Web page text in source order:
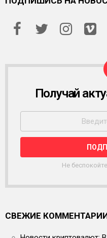
С
Ы
Л
К
Получай
Не
СВЕЖИЕ